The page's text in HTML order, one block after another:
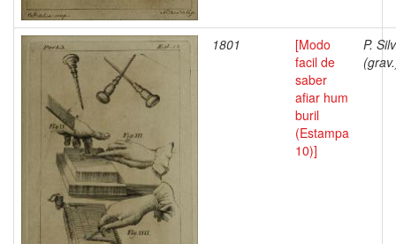
1801
[Modo
facil de
saber
afiar hum
buril
(Estampa
10)]
P.